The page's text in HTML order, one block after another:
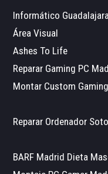
Informático Guadalajara
Área Visual
Ashes To Life
Reparar Gaming PC
Montar Custom
Reparar Ordenador
BARF Madrid Dieta